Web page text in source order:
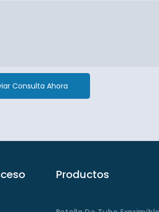
Consulta Ahora
Productos